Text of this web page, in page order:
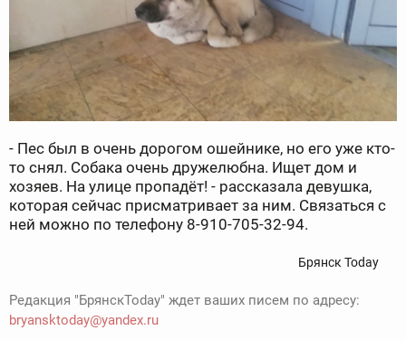
- Пес был в очень дорогом ошейнике, но его уже кто-
то снял. Собака очень дружелюбна. Ищет дом и
хозяев. На улице пропадёт! - рассказала девушка,
которая сейчас присматривает за ним. Связаться с
ней можно по телефону 8-910-705-32-94.
Брянск Today
Редакция "БрянскToday" ждет ваших писем по адресу:
bryansktoday@yandex.ru